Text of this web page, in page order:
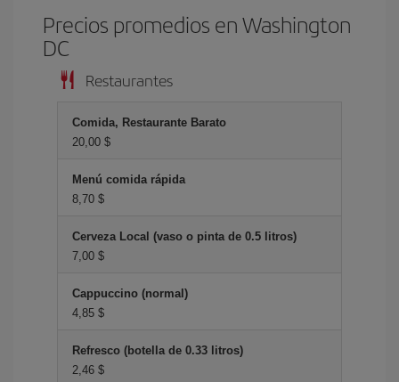
Precios promedios en Washington
DC
Restaurantes
Comida, Restaurante Barato
20,00 $
Menú comida rápida
8,70 $
Cerveza Local (vaso o pinta de 0.5 litros)
7,00 $
Cappuccino (normal)
4,85 $
Refresco (botella de 0.33 litros)
2,46 $